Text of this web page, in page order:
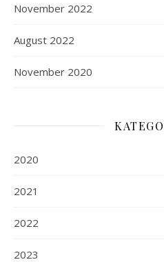
November 2022
August 2022
November 2020
2020
2021
2022
2023